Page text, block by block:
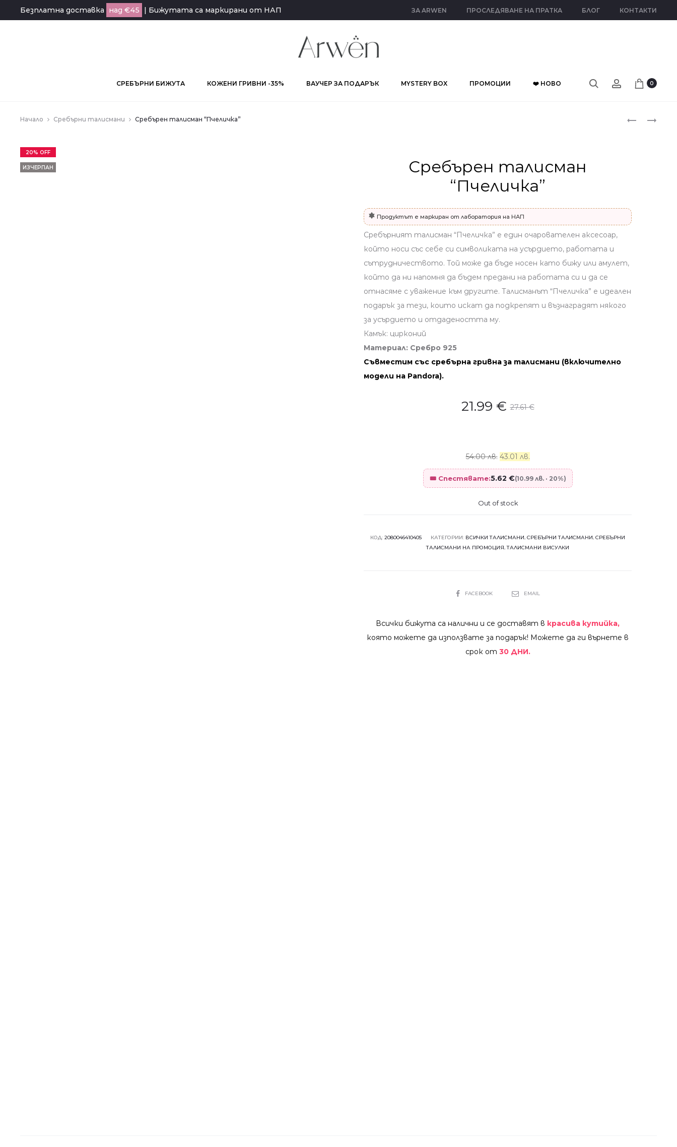
Безплатна доставка над €45 | Бижутата са маркирани от НАП ЗА ARWEN ПРОСЛЕДЯВАНЕ НА ПРАТКА БЛОГ КОНТАКТИ
СРЕБЪРНИ БИЖУТА КОЖЕНИ ГРИВНИ -35% ВАУЧЕР ЗА ПОДАРЪК MYSTERY BOX ПРОМОЦИИ ❤️ НОВО 0
СРЕБЪРЕН
СРЕБЪРЕН
Начало Сребърни талисмани Сребърен талисман “Пчеличка”
20% OFF
ИЗЧЕРПАН
Сребърен талисман
“Пчеличка”
Продуктът е маркиран от лаборатория на НАП
Сребърният талисман “Пчеличка” е един очарователен аксесоар,
който носи със себе си символиката на усърдието, работата и
сътрудничеството. Той може да бъде носен като бижу или амулет,
който да ни напомня да бъдем предани на работата си и да се
отнасяме с уважение към другите. Талисманът “Пчеличка” е идеален
подарък за тези, които искат да подкрепят и възнаградят някого
за усърдието и отдадеността му.
Камък: цирконий
Материал: Сребро 925
Съвместим със сребърна гривна за талисмани (включително
модели на Pandora).
27.61€
21.99 €
54.00 лв. 43.01 лв.
🎟️ Спестявате:5.62 €(10.99 лв. · 20%)
Out of stock
КОД: 2080046410405 КАТЕГОРИИ: ВСИЧКИ ТАЛИСМАНИ, СРЕБЪРНИ ТАЛИСМАНИ, СРЕБЪРНИ
ТАЛИСМАНИ НА ПРОМОЦИЯ,ТАЛИСМАНИ ВИСУЛКИ
SHAREFACEBOOK EMAIL
Всички бижута са налични и се доставят в красива кутийка,
която можете да използвате за подарък! Можете да ги върнете в
срок от 30 ДНИ.